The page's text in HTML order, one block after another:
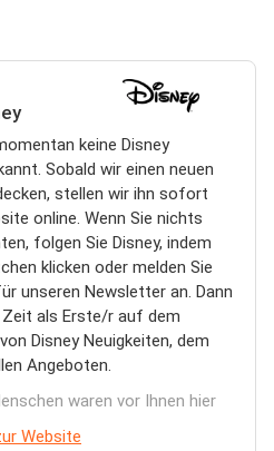
keine Disney
Sobald wir einen neuen
stellen wir ihn sofort
online. Wenn Sie nichts
folgen Sie Disney, indem
klicken oder melden Sie
unseren Newsletter an. Dann
Zeit als Erste/r auf dem
Disney Neuigkeiten, dem
Angeboten.
waren vor Ihnen hier
Website